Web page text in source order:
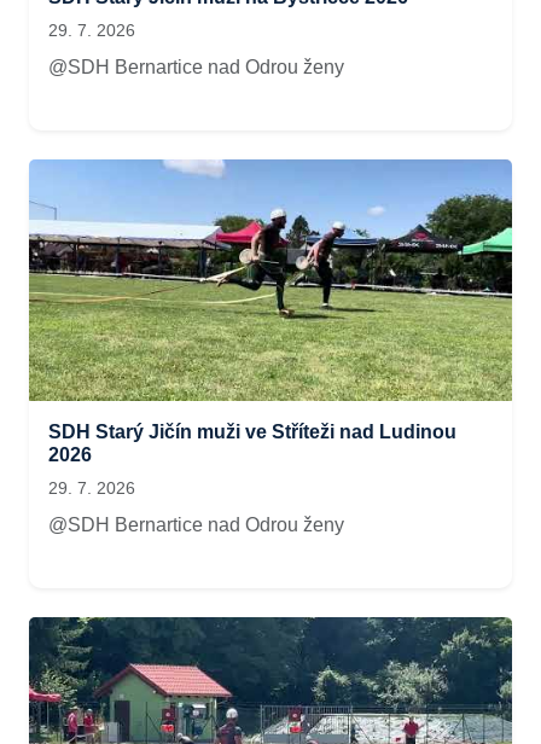
29. 7. 2026
@SDH Bernartice nad Odrou ženy
SDH Starý Jičín muži ve Stříteži nad Ludinou
2026
29. 7. 2026
@SDH Bernartice nad Odrou ženy